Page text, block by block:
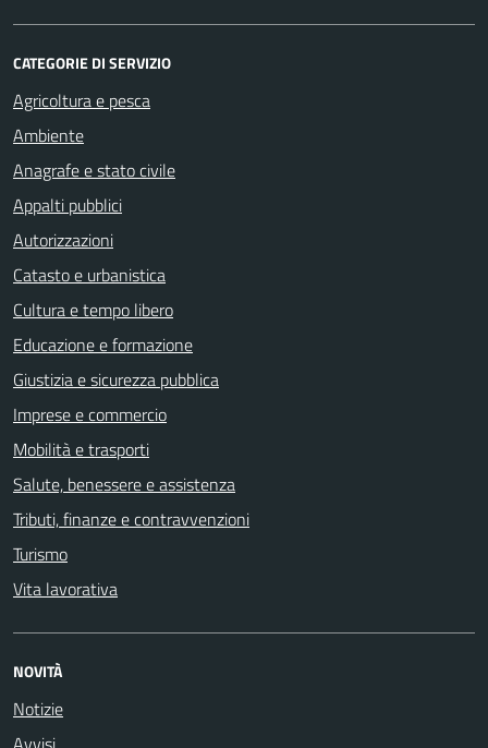
CATEGORIE DI SERVIZIO
Agricoltura e pesca
Ambiente
Anagrafe e stato civile
Appalti pubblici
Autorizzazioni
Catasto e urbanistica
Cultura e tempo libero
Educazione e formazione
Giustizia e sicurezza pubblica
Imprese e commercio
Mobilità e trasporti
Salute, benessere e assistenza
Tributi, finanze e contravvenzioni
Turismo
Vita lavorativa
NOVITÀ
Notizie